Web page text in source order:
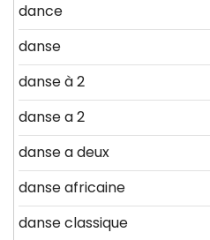
dance
danse
danse à 2
danse a 2
danse a deux
danse africaine
danse classique